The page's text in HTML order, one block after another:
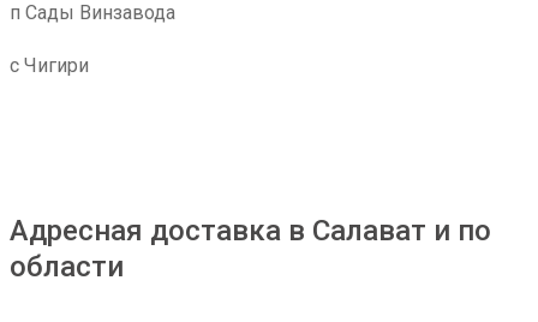
п Сады Винзавода
с Чигири
Адресная доставка в Салават и по
области